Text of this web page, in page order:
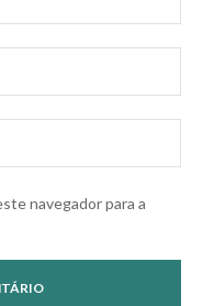
navegador para a